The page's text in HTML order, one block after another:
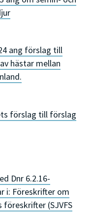
ang förslag till
hästar mellan
förslag till förslag
Dnr 6.2.16-
i: Föreskrifter om
(SJVFS